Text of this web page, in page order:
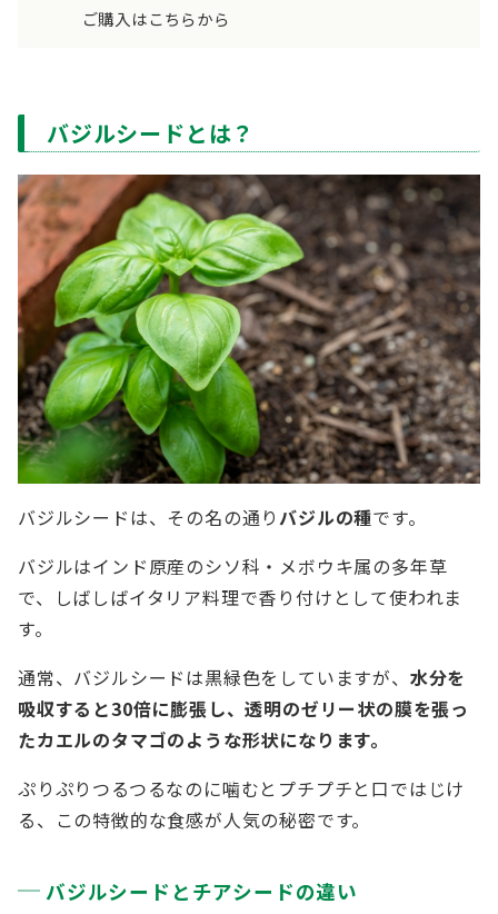
ご購入はこちらから
バジルシードとは？
バジルシードは、その名の通り バジルの種です。
バジルはインド原産のシソ科・メボウキ属の多年草
で、しばしばイタリア料理で香り付けとして使われま
す。
通常、バジルシードは黒緑色をしていますが、 水分を
吸収すると30倍に膨張し、透明のゼリー状の膜を張っ
たカエルのタマゴのような形状になります。
ぷりぷりつるつるなのに噛むとプチプチと口ではじけ
る、この特徴的な食感が人気の秘密です。
バジルシードとチアシードの違い